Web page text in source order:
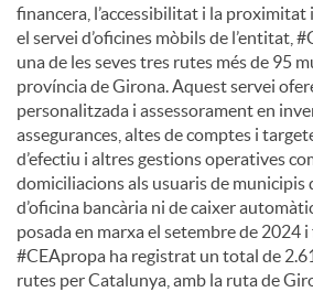
financera, l’accessibilitat i la
el servei d’oficines mòbils de l’entitat,
una de les seves tres rutes més de 95
província de Girona. Aquest servei
personalitzada i assessorament en
assegurances, altes de comptes i
d’efectiu i altres gestions operatives
domiciliacions als usuaris de municipis
d’oficina bancària ni de caixer
posada en marxa el setembre de 2024 i
#CEApropa ha registrat un total de
rutes per Catalunya, amb la ruta de